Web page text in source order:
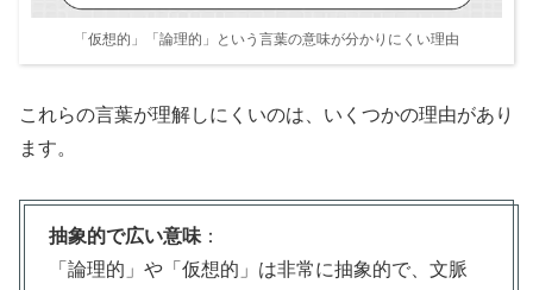
「仮想的」「論理的」という言葉の意味が分かりにくい理由
これらの言葉が理解しにくいのは、いくつかの理由があり
ます。
抽象的で広い意味 ：
「論理的」や「仮想的」は非常に抽象的で、文脈